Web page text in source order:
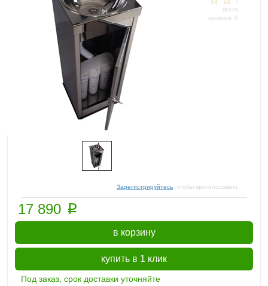
всего
голосов: 0
Зарегистрируйтесь , чтобы проголосовать
17 890 p
в корзину
купить в 1 клик
Под заказ, срок доставки уточняйте